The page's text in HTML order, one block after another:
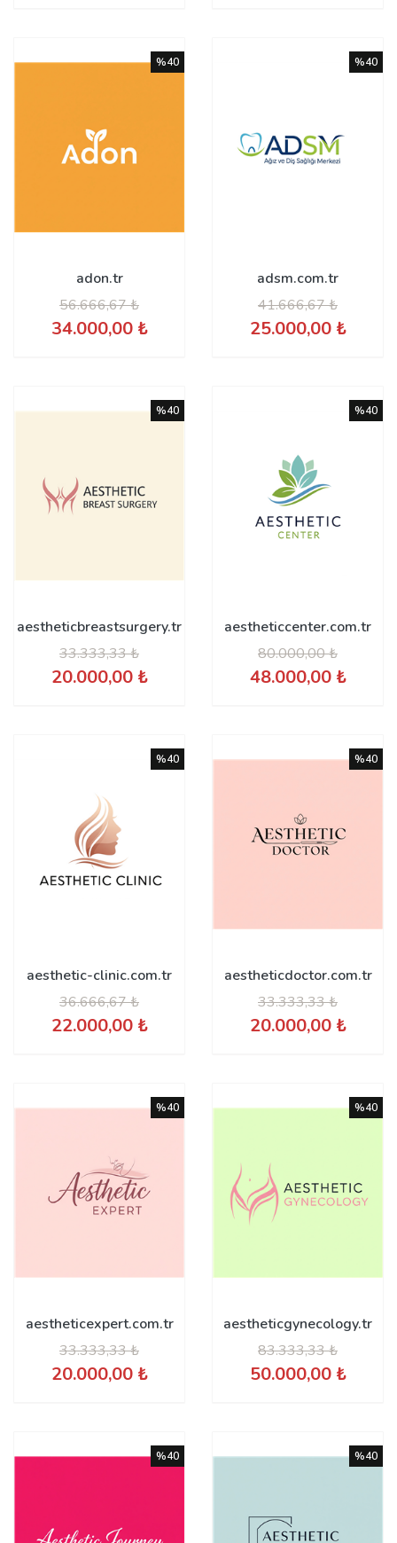
adon.tr
56.666,67 ₺
34.000,00 ₺
%40
adsm.com.tr
41.666,67 ₺
25.000,00 ₺
%40
aestheticbreastsurgery.tr
33.333,33 ₺
20.000,00 ₺
%40
aestheticcenter.com.tr
80.000,00 ₺
48.000,00 ₺
%40
aesthetic-clinic.com.tr
36.666,67 ₺
22.000,00 ₺
%40
aestheticdoctor.com.tr
33.333,33 ₺
20.000,00 ₺
%40
aestheticexpert.com.tr
33.333,33 ₺
20.000,00 ₺
%40
aestheticgynecology.tr
83.333,33 ₺
50.000,00 ₺
%40
%40 %40